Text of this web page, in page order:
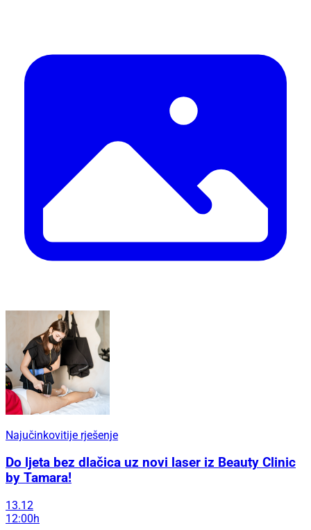
Najučinkovitije rješenje
Do ljeta bez dlačica uz novi laser iz Beauty Clinic
by Tamara!
13.12
12:00h